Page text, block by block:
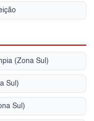
(Zona Sul)
Sul)
Sul)